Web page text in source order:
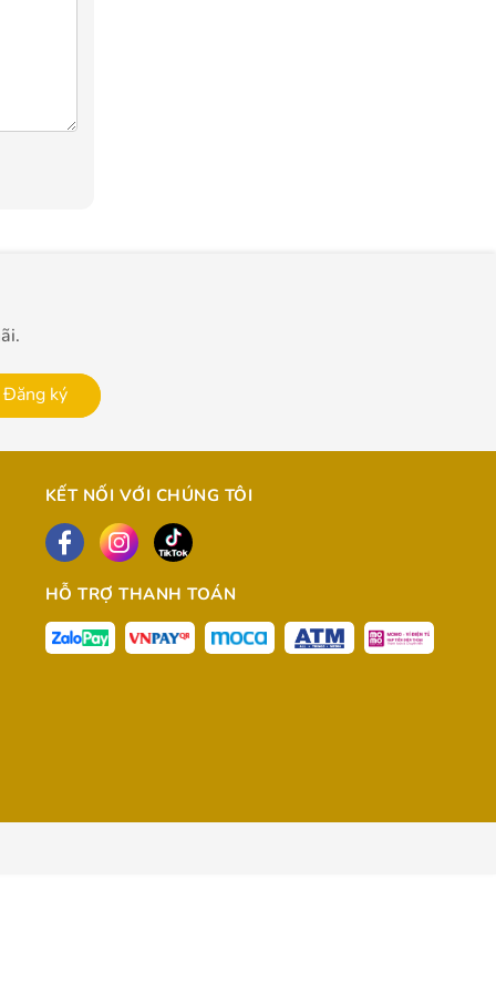
Đăng ký
KẾT NỐI VỚI CHÚNG TÔI
HỖ TRỢ THANH TOÁN